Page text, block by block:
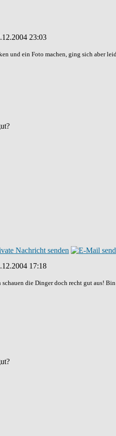
23:03
und ein Foto machen, ging sich aber
17:18
die Dinger doch recht gut aus!